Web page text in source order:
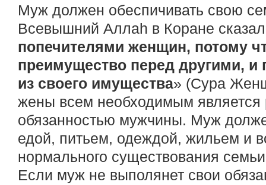
Муж должен обеспичивать свою
Всевышний Аллаh в Коране
попечителями женщин, потому
преимущество перед другими, и
из своего имущества» (Сура
жены всем необходимым является
обязанностью мужчины. Муж
едой, питьем, одеждой, жильем и
нормального существования
Если муж не выполянет свои